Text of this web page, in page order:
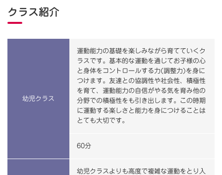
クラス紹介
幼児クラス
運動能力の基礎を楽しみながら育てていくク
ラスです。基本的な運動を通じてお子様の心
と身体をコントロールする力(調整力)を身に
つけます。友達との協調性や社会性、積極性
を育て、運動能力の自信がやる気を育み他の
分野での積極性をも引き出します。この時期
に運動する楽しさと能力を身につけることは
とても大切です。
60分
幼児クラスよりも高度で複雑な運動をとり入